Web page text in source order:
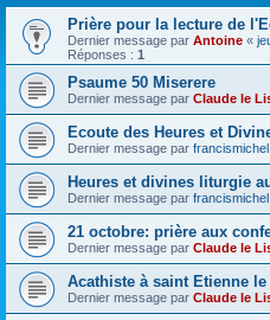
Prière pour la lecture de
Dernier message par Antoine «
Réponses : 1
Psaume 50 Miserere
Dernier message par Claude le
Ecoute des Heures et
Dernier message par francismichel
Heures et divines liturgie
Dernier message par francismichel
21 octobre: prière aux
Dernier message par Claude le
Acathiste à saint Etienne
Dernier message par Claude le